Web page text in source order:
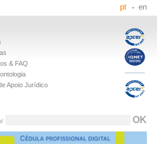
pt en
& FAQ
Apoio Jurídico